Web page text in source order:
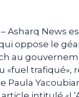
Asharq News
oppose le
au
«fuel trafiqué»,
Paula